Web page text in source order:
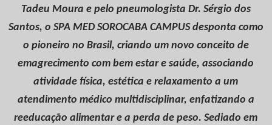
Tadeu Moura e pelo pneumologista Dr. Sérgio dos
Santos, o SPA MED SOROCABA CAMPUS desponta como
o pioneiro no Brasil, criando um novo conceito de
emagrecimento com bem estar e saúde, associando
atividade física, estética e relaxamento a um
atendimento médico multidisciplinar, enfatizando a
reeducação alimentar e a perda de peso. Sediado em